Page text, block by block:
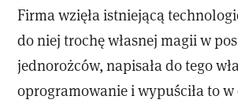
Firma wzięła istniejącą
do niej trochę własnej magii w
jednorożców, napisała do tego
oprogramowanie i wypuściła to